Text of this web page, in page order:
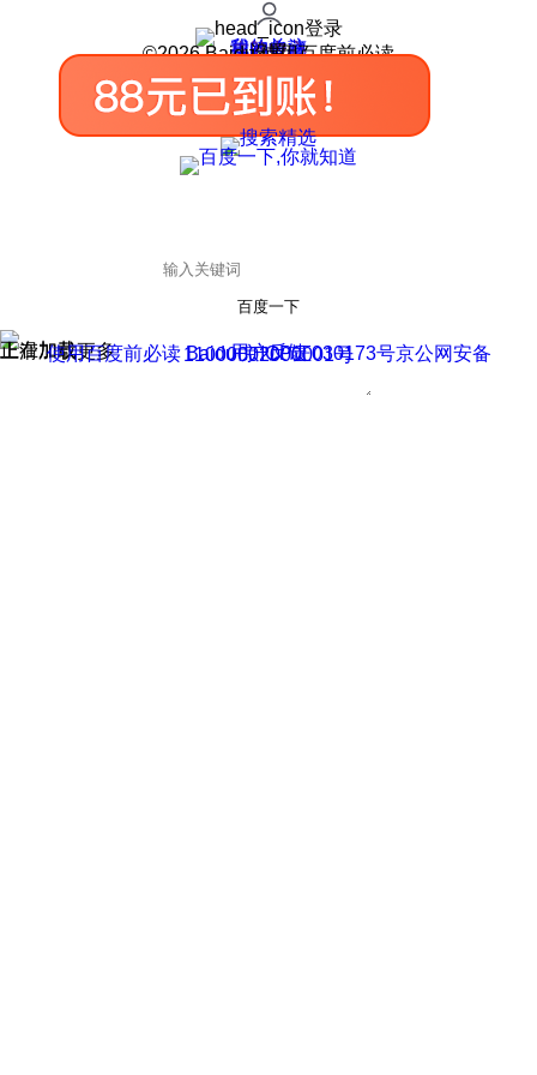
登录
我的关注
我的收藏
皮肤中心
用户反馈
设置
©2026 Baidu 使用百度前必读
百度一下
正在加载
上滑加载更多 用户反馈
使用百度前必读 Baidu 京ICP证030173号
京公网安备11000002000001号